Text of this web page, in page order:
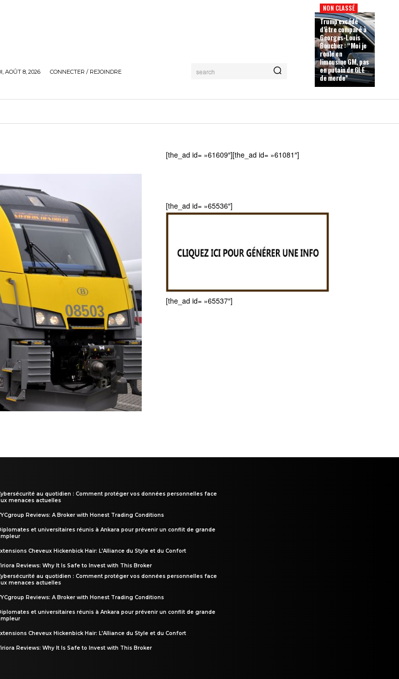
AOÛT 8, 2026 CONNECTER / REJOINDRE search
NON CLASSÉ
Trump excédé
d’être comparé à
Georges-Louis
Bouchez : “Moi je
roule en
limousine GM, pas
en putain de GLE
de merde”
[the_ad id= »61609″][the_ad id= »61081″]
[the_ad id= »65536″]
[the_ad id= »65537″]
au quotidien : Comment protéger vos données personnelles face
menaces actuelles
Reviews: A Broker with Honest Trading Conditions
et universitaires réunis à Ankara pour prévenir un conflit de grande
Cheveux Hickenbick Hair: L’Alliance du Style et du Confort
Reviews: Why It Is Safe to Invest with This Broker
au quotidien : Comment protéger vos données personnelles face
menaces actuelles
Reviews: A Broker with Honest Trading Conditions
et universitaires réunis à Ankara pour prévenir un conflit de grande
Cheveux Hickenbick Hair: L’Alliance du Style et du Confort
Reviews: Why It Is Safe to Invest with This Broker